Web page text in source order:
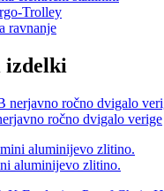
Trolley
ravnanje
izdelki
ročno dvigalo verige
aluminijevo zlitino.